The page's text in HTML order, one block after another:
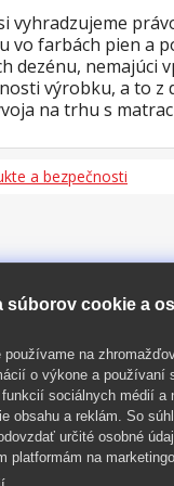
vyhradzujeme
vo farbách pien a
dezénu, nemajúci
výrobku, a to z
na trhu s
a bezpečnosti
s poťahom
M27
profily s rôznou
z Flexifoam peny
súborov cookie a
používame na
o výkone a používaní
sociálnych médií a
obsahu a reklám. So
určité osobné
platformám na